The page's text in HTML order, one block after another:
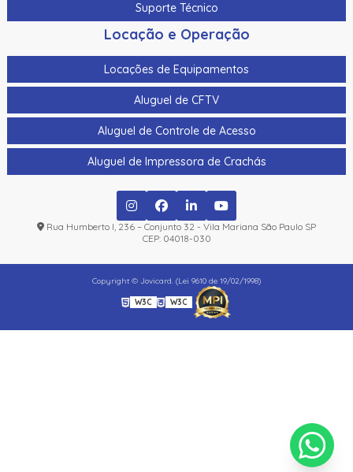
Suporte Técnico
Locação e Operação
Locações de Equipamentos
Aluguel de CFTV
Aluguel de Controle de Acesso
Aluguel de Impressora de Crachás
Rua Humberto I, 236 – Conjunto 32 - Vila Mariana São Paulo SP
CEP: 04018-030
Copyright © Jovicard. (Lei 9610 de 19/02/1998)
W3C W3C